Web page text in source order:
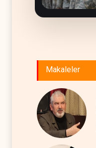
Makaleler